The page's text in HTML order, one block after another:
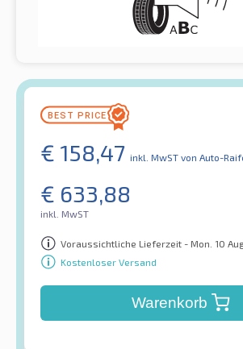
€ 158,47 inkl. MwST von Auto-
€ 633,88
inkl. MwST
Voraussichtliche Lieferzeit - Mon. 10
Kostenloser Versand
Warenkorb